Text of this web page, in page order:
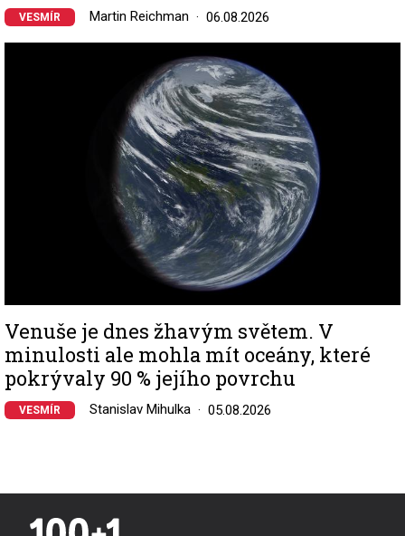
VESMÍR Martin Reichman 06.08.2026
Venuše je dnes žhavým světem. V
minulosti ale mohla mít oceány, které
pokrývaly 90 % jejího povrchu
VESMÍR Stanislav Mihulka 05.08.2026